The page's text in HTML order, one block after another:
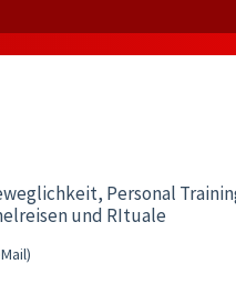
Personal
und RItuale